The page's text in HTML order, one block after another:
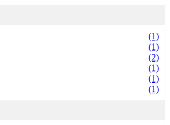
(1)
(1)
(2)
(1)
(1)
(1)